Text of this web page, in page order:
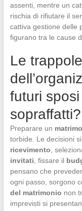
assenti, mentre un
rischia di rifiutare il
cattiva gestione delle
figurano tra le cause
Le
futuri
sopraffatti?
Preparare un
torbide. Le decisioni
ricevimento ,
invitati , fissare il
pensano che
ogni passo, sorgono
del matrimonio non
imprevisti si